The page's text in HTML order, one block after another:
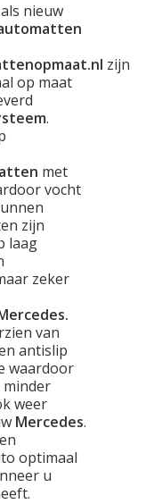
nieuw
zijn
op maat
.
met
vocht
zijn
laag
zeker
van
antislip
waardoor
weer
Mercedes.
optimaal
u